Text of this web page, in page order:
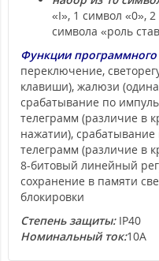
«I», 1 символ «0»,
символа «роль
Функции программного
переключение,
клавиши), жалюзи
срабатывание по
телеграмм (различие в
нажатии),
телеграмм (различие в
8-битовый линейный
сохранение в памяти
блокировки
Степень защиты:IP40
Номинальный ток:10А